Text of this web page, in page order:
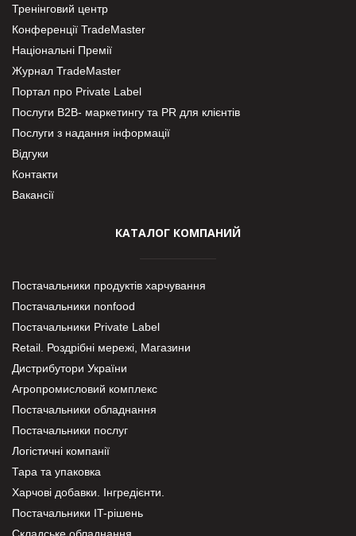
Тренінговий центр
Конференції TradeMaster
Національні Премії
Журнал TradeMaster
Портал про Private Label
Послуги В2В- маркетингу та PR для клієнтів
Послуги з надання інформації
Відгуки
Контакти
Вакансії
КАТАЛОГ КОМПАНИЙ
Постачальники продуктів харчування
Постачальники nonfood
Постачальники Private Label
Retail. Роздрібні мережі, Магазини
Дистрибутори України
Агропромисловий комплекс
Постачальники обладнання
Постачальники послуг
Логістичні компанії
Тара та упаковка
Харчові добавки. Інгредієнти.
Постачальники IT-рішень